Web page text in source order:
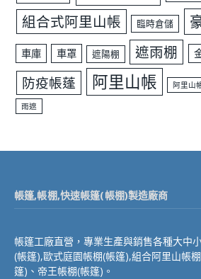
組合式阿里山帳 臨時倉儲
車庫 車罩 遮陽棚 遮雨棚
防疫帳蓬 阿里山帳 阿里山
雨遮
帳篷,帳棚,快速帳篷(帳棚)製造廠商
帳篷工廠直營，專業生產與銷售各種大中
(帳篷),歐式庭園帳棚(帳篷),組合阿里山帳
篷)、帝王帳棚(帳篷)。